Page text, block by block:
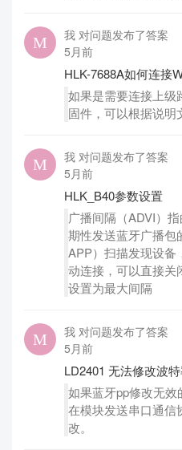
我 对问题发布了答案
5月前
HLK-7688A如何连接
如果是需要连接上级
固件，可以根据说明
我 对问题发布了答案
5月前
HLK_B40参数设置
广播间隔（ADVI）
期性发送蓝牙广播包
APP）扫描发现设备
动连接，可以直接关
设置为最大间隔
我 对问题发布了答案
5月前
LD2401 无法修改波
如果蓝牙pp修改无
在模块发送串口通信
改。